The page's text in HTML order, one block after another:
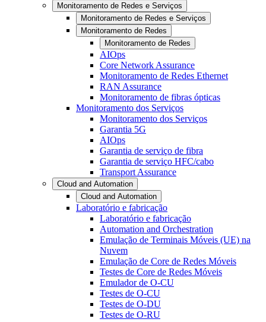
Monitoramento de Redes e Serviços
Monitoramento de Redes e Serviços
Monitoramento de Redes
Monitoramento de Redes
AIOps
Core Network Assurance
Monitoramento de Redes Ethernet
RAN Assurance
Monitoramento de fibras ópticas
Monitoramento dos Serviços
Monitoramento dos Serviços
Garantia 5G
AIOps
Garantia de serviço de fibra
Garantia de serviço HFC/cabo
Transport Assurance
Cloud and Automation
Cloud and Automation
Laboratório e fabricação
Laboratório e fabricação
Automation and Orchestration
Emulação de Terminais Móveis (UE) na
Nuvem
Emulação de Core de Redes Móveis
Testes de Core de Redes Móveis
Emulador de O-CU
Testes de O-CU
Testes de O-DU
Testes de O-RU